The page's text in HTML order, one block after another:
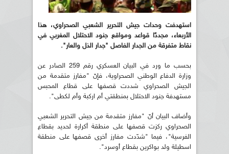
استهدفت وحدات جيش التحرير الشعبي الصحراوي، هذا
الأربعاء، مجددًا قواعد ومواقع جنود الاحتلال المغربي في
نقاط متفرقة من الجدار الفاصل "جدار الذل والعار".
بحسب ما ورد في البيان العسكري رقم 259 الصادر عن
وزارة الدفاع الوطني الصحراوية، فإنّ "مفارز متقدمة من
الجيش الصحراوي شددت قصفها على قطاع المحبس
مستهدفة جنود الاحتلال بمنطقتي أم اركبة وأم لكطى".
وأضاف البيان أنّ "مفارز متقدمة من جيش التحرير الشعبي
الصحراوي ركزت قصفها على منطقة أكرارة لحديد بقطاع
الفرسية"، فيما "شدّدت مفارز أخرى قصفها على منطقة
اسطيلة ولد بواكرين بقطاع أوسرد".